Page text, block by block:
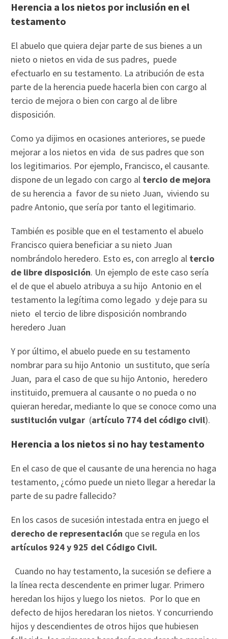
Herencia a los nietos por inclusión en el
testamento
El abuelo que quiera dejar parte de sus bienes a un
nieto o nietos en vida de sus padres, puede
efectuarlo en su testamento. La atribución de esta
parte de la herencia puede hacerla bien con cargo al
tercio de mejora o bien con cargo al de libre
disposición.
Como ya dijimos en ocasiones anteriores, se puede
mejorar a los nietos en vida de sus padres que son
los legitimarios. Por ejemplo, Francisco, el causante.
dispone de un legado con cargo al tercio de mejora
de su herencia a favor de su nieto Juan, viviendo su
padre Antonio, que sería por tanto el legitimario.
También es posible que en el testamento el abuelo
Francisco quiera beneficiar a su nieto Juan
nombrándolo heredero. Esto es, con arreglo al tercio
de libre disposición. Un ejemplo de este caso sería
el de que el abuelo atribuya a su hijo Antonio en el
testamento la legítima como legado y deje para su
nieto el tercio de libre disposición nombrando
heredero Juan
Y por último, el abuelo puede en su testamento
nombrar para su hijo Antonio un sustituto, que sería
Juan, para el caso de que su hijo Antonio, heredero
instituido, premuera al causante o no pueda o no
quieran heredar, mediante lo que se conoce como una
sustitución vulgar (artículo 774 del código civil).
Herencia a los nietos si no hay testamento
En el caso de que el causante de una herencia no haga
testamento, ¿cómo puede un nieto llegar a heredar la
parte de su padre fallecido?
En los casos de sucesión intestada entra en juego el
derecho de representación que se regula en los
artículos 924 y 925 del Código Civil.
Cuando no hay testamento, la sucesión se defiere a
la línea recta descendente en primer lugar. Primero
heredan los hijos y luego los nietos. Por lo que en
defecto de hijos heredaran los nietos. Y concurriendo
hijos y descendientes de otros hijos que hubiesen